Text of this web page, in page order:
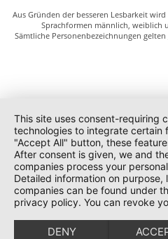
Aus Gründen der besseren Lesbarkeit
Sprachformen männlich, weiblich
Sämtliche Personenbezeichnungen
This site uses consent-requiring
technologies to integrate certain
"Accept All" button, these
After consent is given, we and
companies process your
Detailed information on
companies can be found under
privacy policy. You can revoke
DENY